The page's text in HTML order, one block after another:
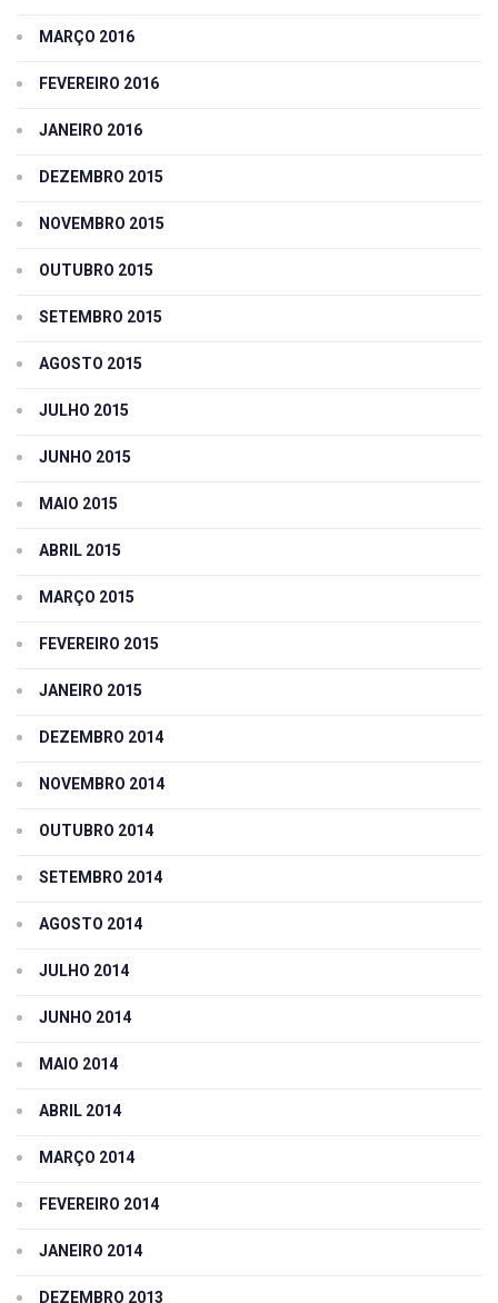
MARÇO 2016
FEVEREIRO 2016
JANEIRO 2016
DEZEMBRO 2015
NOVEMBRO 2015
OUTUBRO 2015
SETEMBRO 2015
AGOSTO 2015
JULHO 2015
JUNHO 2015
MAIO 2015
ABRIL 2015
MARÇO 2015
FEVEREIRO 2015
JANEIRO 2015
DEZEMBRO 2014
NOVEMBRO 2014
OUTUBRO 2014
SETEMBRO 2014
AGOSTO 2014
JULHO 2014
JUNHO 2014
MAIO 2014
ABRIL 2014
MARÇO 2014
FEVEREIRO 2014
JANEIRO 2014
DEZEMBRO 2013